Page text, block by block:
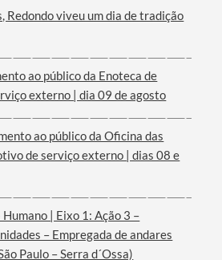
Redondo viveu um dia de tradição
ao público da Enoteca de
externo | dia 09 de agosto
ao público da Oficina das
de serviço externo | dias 08 e
| Eixo 1: Ação 3 –
– Empregada de andares
Paulo – Serra d´Ossa)